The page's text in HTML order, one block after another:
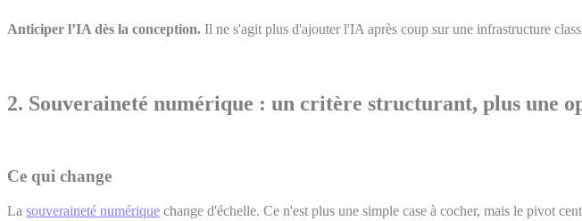
Anticiper l’IA dès la conception. Il ne s'agit plus d'ajouter l'IA après coup sur une infrastructure
2. Souveraineté numérique : un critère structurant, plus une
Ce qui change
La souveraineté numérique change d'échelle. Ce n'est plus une simple case à cocher, mais le pivot